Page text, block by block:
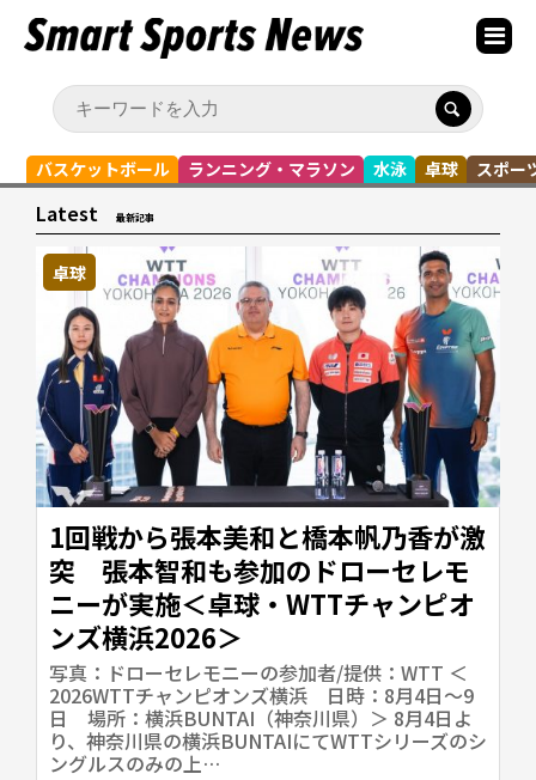
バスケットボール ランニング・マラソン 水泳 卓球 スポー
Latest 最新記事
卓球
1回戦から張本美和と橋本帆乃香が激
突 張本智和も参加のドローセレモ
ニーが実施＜卓球・WTTチャンピオ
ンズ横浜2026＞
写真：ドローセレモニーの参加者/提供：WTT ＜
2026WTTチャンピオンズ横浜 日時：8月4日〜9
日 場所：横浜BUNTAI（神奈川県）＞ 8月4日よ
り、神奈川県の横浜BUNTAIにてWTTシリーズのシ
ングルスのみの上…